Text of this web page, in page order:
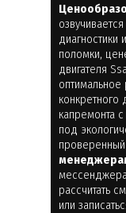
диагностики
поломки,
двигателя
капремонта
под
проверенный
рассчитать
или